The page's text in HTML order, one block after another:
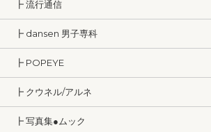
┣ 流行通信
┣ dansen 男子専科
┣ POPEYE
┣ クウネル/アルネ
┣ 写真集●ムック